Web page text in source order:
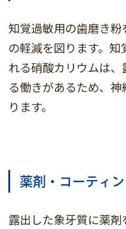
知覚過敏用の歯磨き
の軽減を図ります。
れる硝酸カリウムは
る働きがあるため、
ります。
薬剤・コーティ
露出した象牙質に薬